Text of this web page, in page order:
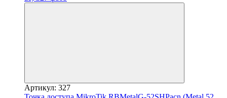
Артикул: 327